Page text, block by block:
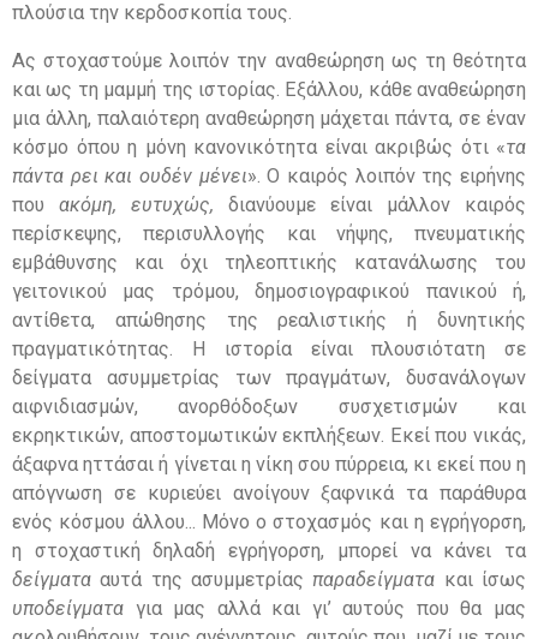
πλούσια την κερδοσκοπία τους.
Ας στοχαστούμε λοιπόν την αναθεώρηση ως τη θεότητα
και ως τη μαμμή της ιστορίας. Εξάλλου, κάθε αναθεώρηση
μια άλλη, παλαιότερη αναθεώρηση μάχεται πάντα, σε έναν
κόσμο όπου η μόνη κανονικότητα είναι ακριβώς ότι «τα
πάντα ρει και ουδέν μένει». Ο καιρός λοιπόν της ειρήνης
που ακόμη, ευτυχώς, διανύουμε είναι μάλλον καιρός
περίσκεψης, περισυλλογής και νήψης, πνευματικής
εμβάθυνσης και όχι τηλεοπτικής κατανάλωσης του
γειτονικού μας τρόμου, δημοσιογραφικού πανικού ή,
αντίθετα, απώθησης της ρεαλιστικής ή δυνητικής
πραγματικότητας. Η ιστορία είναι πλουσιότατη σε
δείγματα ασυμμετρίας των πραγμάτων, δυσανάλογων
αιφνιδιασμών, ανορθόδοξων συσχετισμών και
εκρηκτικών, αποστομωτικών εκπλήξεων. Εκεί που νικάς,
άξαφνα ηττάσαι ή γίνεται η νίκη σου πύρρεια, κι εκεί που η
απόγνωση σε κυριεύει ανοίγουν ξαφνικά τα παράθυρα
ενός κόσμου άλλου... Μόνο ο στοχασμός και η εγρήγορση,
η στοχαστική δηλαδή εγρήγορση, μπορεί να κάνει τα
δείγματα αυτά της ασυμμετρίας παραδείγματα και ίσως
υποδείγματα για μας αλλά και γι’ αυτούς που θα μας